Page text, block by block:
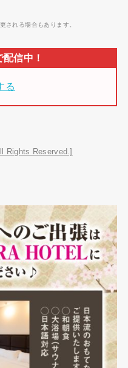
される場合もあります。
る
Rights Reserved.]